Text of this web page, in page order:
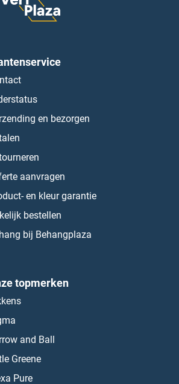
en bezorgen
aanvragen
en kleur garantie
bestellen
bij Behangplaza
topmerken
and Ball
Greene
Pure